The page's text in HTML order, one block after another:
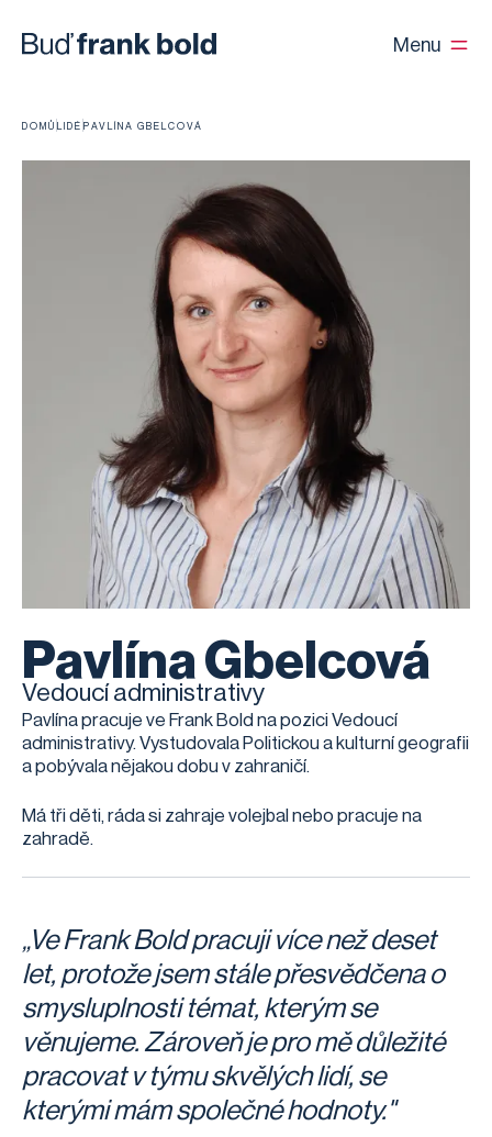
Menu
DOMŮ LIDÉ PAVLÍNA GBELCOVÁ
Pavlína Gbelcová
Vedoucí administrativy
Pavlína pracuje ve Frank Bold na pozici Vedoucí
administrativy. Vystudovala Politickou a kulturní geografii
a pobývala nějakou dobu v zahraničí.
Má tři děti, ráda si zahraje volejbal nebo pracuje na
zahradě.
„Ve Frank Bold pracuji více než deset
let, protože jsem stále přesvědčena o
smysluplnosti témat, kterým se
věnujeme. Zároveň je pro mě důležité
pracovat v týmu skvělých lidí, se
kterými mám společné hodnoty."